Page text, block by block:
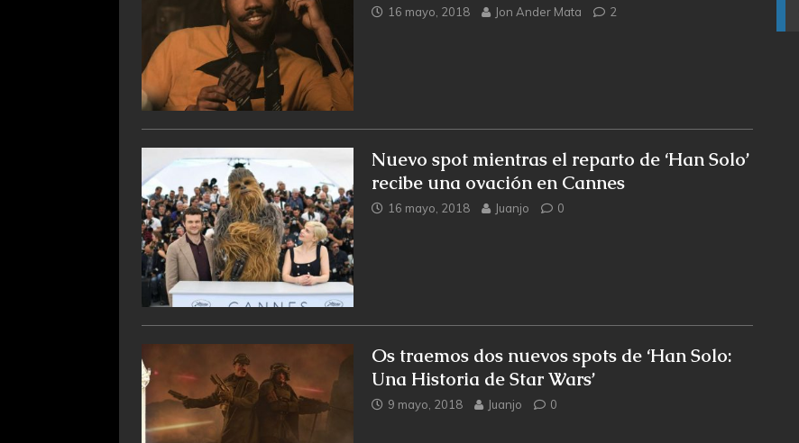
16 mayo, 2018 Jon Ander Mata 2
Nuevo spot mientras el reparto de ‘Han Solo’
recibe una ovación en Cannes
16 mayo, 2018 Juanjo 0
Os traemos dos nuevos spots de ‘Han Solo:
Una Historia de Star Wars’
9 mayo, 2018 Juanjo 0